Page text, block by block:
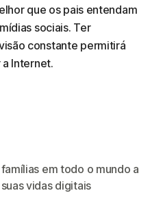
que os pais entendam
sociais. Ter
constante permitirá
Internet.
em todo o mundo a
vidas digitais